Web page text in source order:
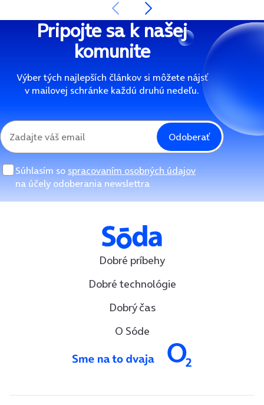
Predchádzajúca strana
Nasledujúca strana
Pripojte sa k našej
komunite
Výber tých najlepších článkov si môžete nájsť
v mailovej schránke každú druhú nedeľu.
Odoberať
Súhlasím so spracovaním osobných údajov
na účely odoberania newslettra
Dobré príbehy
Dobré technológie
Dobrý čas
O Sóde